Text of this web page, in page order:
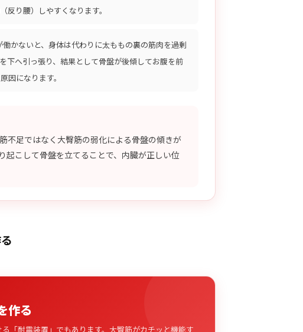
反り腰）しやすくなります。
働かないと、身体は代わりに太ももの裏の筋肉を過剰
下へ引っ張り、結果として骨盤が後傾してお腹を前
因になります。
不足ではなく大臀筋の弱化による骨盤の傾きが
起こして骨盤を立てることで、内臓が正しい位
作る
「耐震装置」でもあります。大臀筋がカチッと機能す